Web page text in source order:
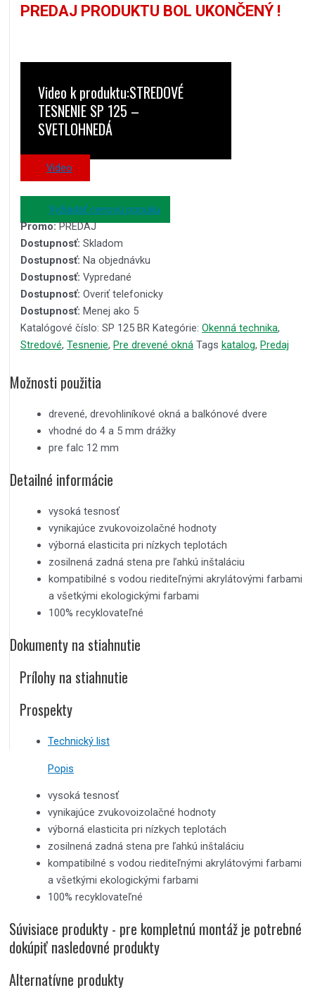
PREDAJ PRODUKTU BOL UKONČENÝ !
Video k produktu:STREDOVÉ
TESNENIE SP 125 –
SVETLOHNEDÁ
Video
Vyžiadať cenovú ponuku
Promo:PREDAJ
Dostupnosť: Skladom
Dostupnosť: Na objednávku
Dostupnosť: Vypredané
Dostupnosť: Overiť telefonicky
Dostupnosť: Menej ako 5
Katalógové číslo: SP 125 BR Kategórie: Okenná technika,
Stredové, Tesnenie, Pre drevené okná Tags katalog, Predaj
Možnosti použitia
drevené, drevohliníkové okná a balkónové dvere
vhodné do 4 a 5 mm drážky
pre falc 12 mm
Detailné informácie
vysoká tesnosť
vynikajúce zvukovoizolačné hodnoty
výborná elasticita pri nízkych teplotách
zosilnená zadná stena pre ľahkú inštaláciu
kompatibilné s vodou riediteľnými akrylátovými farbami
a všetkými ekologickými farbami
100% recyklovateľné
Dokumenty na stiahnutie
Prílohy na stiahnutie
Prospekty
Technický list
Popis
vysoká tesnosť
vynikajúce zvukovoizolačné hodnoty
výborná elasticita pri nízkych teplotách
zosilnená zadná stena pre ľahkú inštaláciu
kompatibilné s vodou riediteľnými akrylátovými farbami
a všetkými ekologickými farbami
100% recyklovateľné
Súvisiace produkty - pre kompletnú montáž je potrebné
dokúpiť nasledovné produkty
Alternatívne produkty